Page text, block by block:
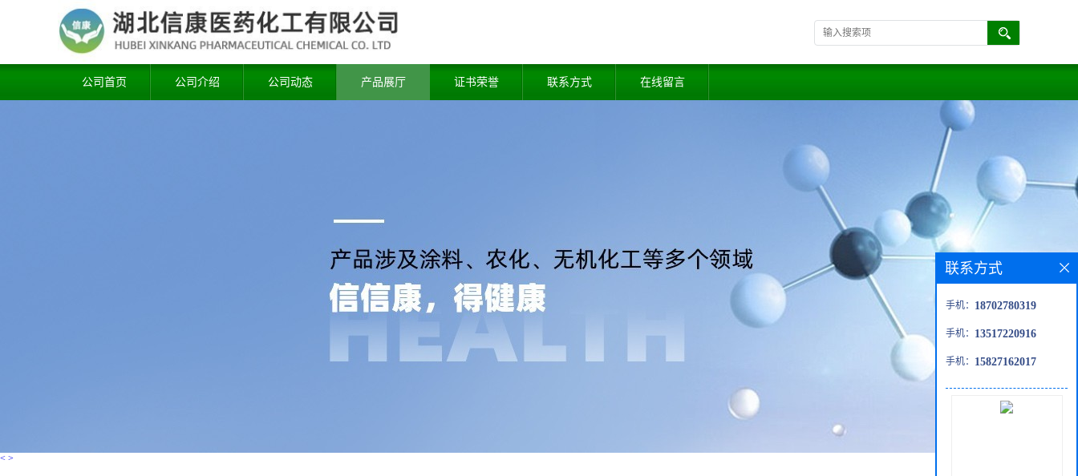
公司首页 公司介绍 公司动态 产品展厅 证书荣誉 联系方式 在线留言
< >
联系方式
手机： 18702780319
手机： 13517220916
手机： 15827162017